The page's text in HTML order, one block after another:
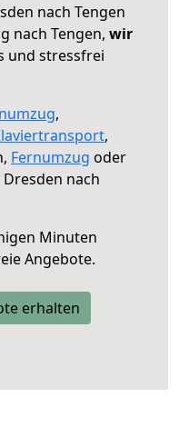
nach Tengen
nach Tengen, wir
und stressfrei
,
,
Fernumzug oder
nach
Minuten
Angebote.
erhalten